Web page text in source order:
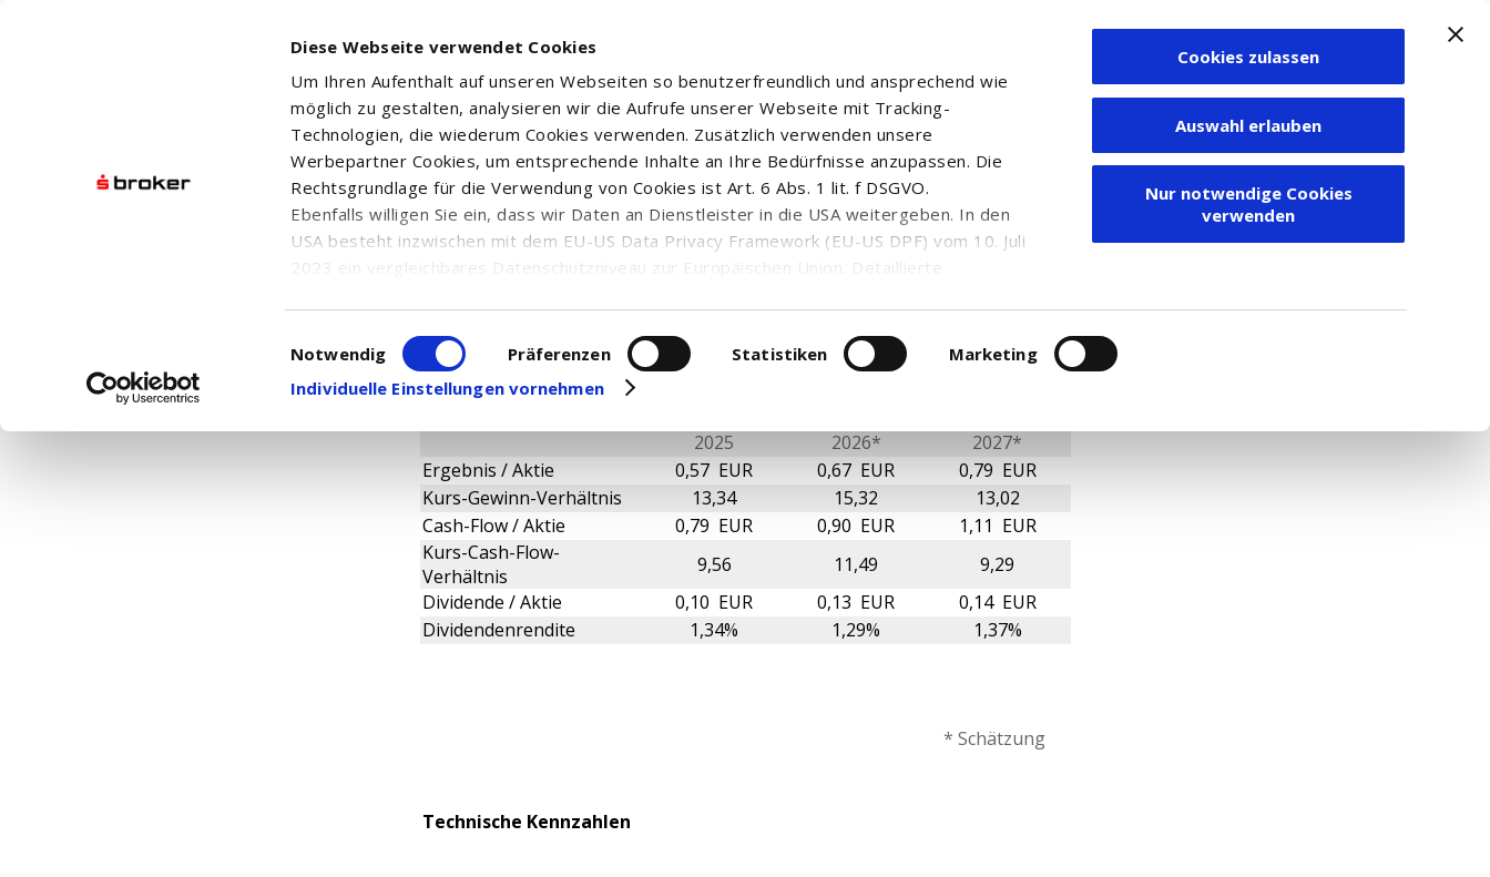
Diese Webseite verwendet Cookies
Um Ihren Aufenthalt auf unseren Webseiten so benutzerfreundlich und ansprechend wie
möglich zu gestalten, analysieren wir die Aufrufe unserer Webseite mit Tracking-
Technologien, die wiederum Cookies verwenden. Zusätzlich verwenden unsere
Werbepartner Cookies, um entsprechende Inhalte an Ihre Bedürfnisse anzupassen. Die
Rechtsgrundlage für die Verwendung von Cookies ist Art. 6 Abs. 1 lit. f DSGVO.
Ebenfalls willigen Sie ein, dass wir Daten an Dienstleister in die USA weitergeben. In den
USA besteht inzwischen mit dem EU-US Data Privacy Framework (EU-US DPF) vom 10. Juli
2023 ein vergleichbares Datenschutzniveau zur Europäischen Union. Detaillierte
in den USA, finden Sie auf unserer Seite zumDatenschutz. Dort können Sie Ihre
Einwilligung auch jederzeit widerrufen oder anpassen.
Einwilligungsauswahl
Notwendig Präferenzen Statistiken
Marketing
Individuelle Einstellungen vornehmen
Cookies zulassen
Auswahl erlauben
Nur notwendige Cookies
verwenden
Zum Depot
CES ENERGY SOLUTIONS CORP.
Fundamentale Kennzahlen
2025 2026*
2027*
Ergebnis / Aktie
0,57 EUR 0,67 EUR
0,79 EUR
Kurs-Gewinn-Verhältnis
13,34 15,32
13,02
Cash-Flow / Aktie
0,79 EUR 0,90 EUR
1,11 EUR
Kurs-Cash-Flow-
Verhältnis
9,56 11,49
9,29
Dividende / Aktie
0,10 EUR 0,13 EUR
0,14 EUR
Dividendenrendite
1,34% 1,29% 1,37%
* Schätzung
Technische Kennzahlen